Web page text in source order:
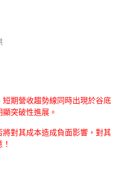
期營收趨勢線同時出現於谷底
突破性進展。
對其成本造成負面影響，對其